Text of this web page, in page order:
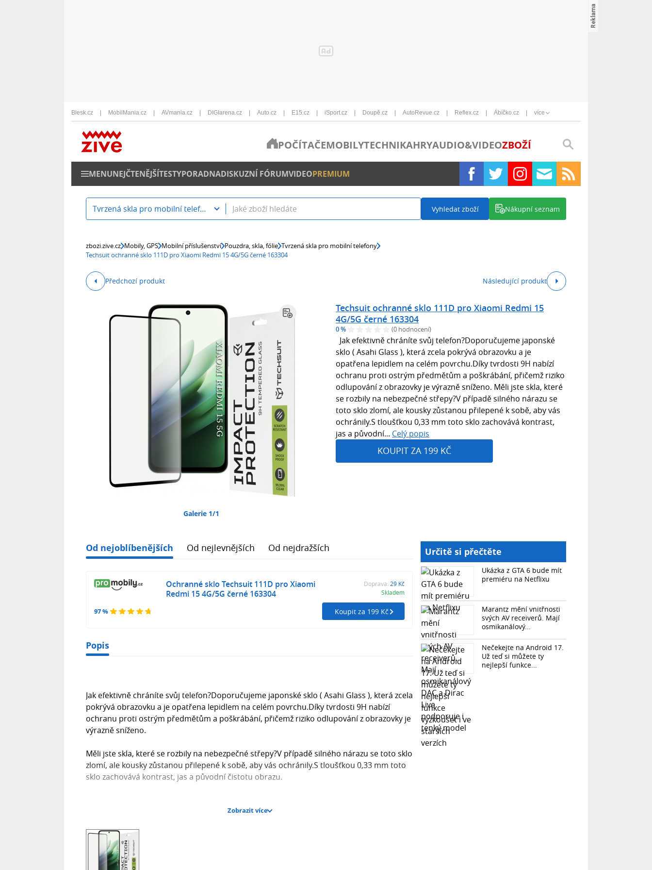
Blesk.cz MobilMania.cz AVmania.cz DIGIarena.cz Auto.cz E15.cz iSport.cz Doupě.cz AutoRevue.cz Reflex.cz Ábíčko.cz více
POČÍTAČEMOBILYTECHNIKAHRYAUDIO&VIDEOZBOŽÍ
MENUNEJČTENĚJŠÍTESTYPORADNADISKUZNÍ FÓRUMVIDEOPREMIUM
Tvrzená skla pro mobilní telefony Vyhledat zboží Nákupní seznam
zbozi.zive.cz Mobily, GPS Mobilní příslušenství Pouzdra, skla, fólie Tvrzená skla pro mobilní telefony
Techsuit ochranné sklo 111D pro Xiaomi Redmi 15 4G/5G černé 163304
Předchozí produkt Následující produkt
Galerie 1/1
Techsuit ochranné sklo 111D pro Xiaomi Redmi 15
4G/5G černé 163304
0 % (0 hodnocení)
Jak efektivně chráníte svůj telefon?Doporučujeme japonské
sklo ( Asahi Glass ), která zcela pokrývá obrazovku a je
opatřena lepidlem na celém povrchu.Díky tvrdosti 9H nabízí
ochranu proti ostrým předmětům a poškrábání, přičemž riziko
odlupování z obrazovky je výrazně sníženo. Měli jste skla, které
se rozbily na nebezpečné střepy?V případě silného nárazu se
toto sklo zlomí, ale kousky zůstanou přilepené k sobě, aby vás
ochránily.S tloušťkou 0,33 mm toto sklo zachovává kontrast,
jas a původní... Celý popis
KOUPIT ZA 199 KČ
Od nejoblíbenějších Od nejlevnějších Od nejdražších
97 %
Ochranné sklo Techsuit 111D pro Xiaomi
Redmi 15 4G/5G černé 163304
Doprava: 29 Kč
Skladem
Koupit za 199 Kč
Popis
Jak efektivně chráníte svůj telefon?Doporučujeme japonské sklo ( Asahi Glass ), která zcela
pokrývá obrazovku a je opatřena lepidlem na celém povrchu.Díky tvrdosti 9H nabízí
ochranu proti ostrým předmětům a poškrábání, přičemž riziko odlupování z obrazovky je
výrazně sníženo.
Měli jste skla, které se rozbily na nebezpečné střepy?V případě silného nárazu se toto sklo
zlomí, ale kousky zůstanou přilepené k sobě, aby vás ochránily.S tloušťkou 0,33 mm toto
sklo zachovává kontrast, jas a původní čistotu obrazu.
Zapomeňte na otisky prstů na displeji!Oleofobní vrstva zabraňuje vzniku mastných skvrn
a zajišťuje čistý, snadno udržovatelný vzhled.
Zobrazit více
Určitě si přečtěte
Ukázka z GTA 6 bude mít
premiéru na Netflixu
Marantz mění vnitřnosti
svých AV receiverů. Mají
osmikanálový...
Nečekejte na Android 17.
Už teď si můžete ty
nejlepší funkce...